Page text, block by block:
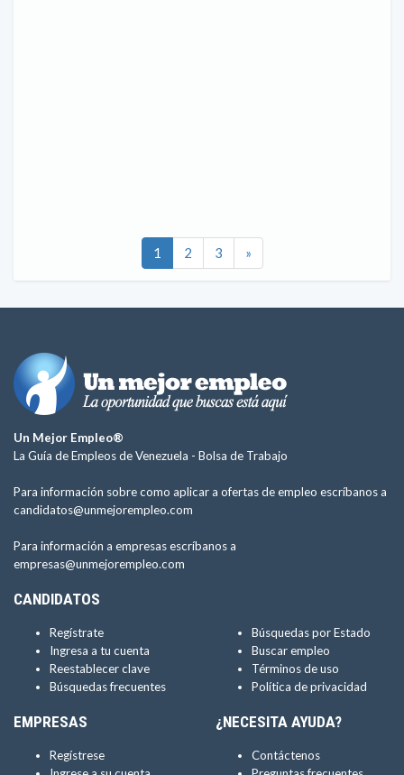
1 2 3 »
Un Mejor Empleo®
La Guía de Empleos de Venezuela - Bolsa de Trabajo
Para información sobre como aplicar a ofertas de empleo escríbanos a
candidatos@unmejorempleo.com
Para información a empresas escríbanos a
empresas@unmejorempleo.com
CANDIDATOS
Regístrate
Ingresa a tu cuenta
Reestablecer clave
Búsquedas frecuentes
Búsquedas por Estado
Buscar empleo
Términos de uso
Política de privacidad
EMPRESAS
Regístrese
¿NECESITA AYUDA?
Contáctenos